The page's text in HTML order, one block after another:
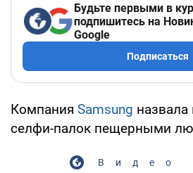
Будьте первыми в
подпишитесь на
Google
Подписаться
Компания Samsung назвала
селфи-палок пещерными
Видео